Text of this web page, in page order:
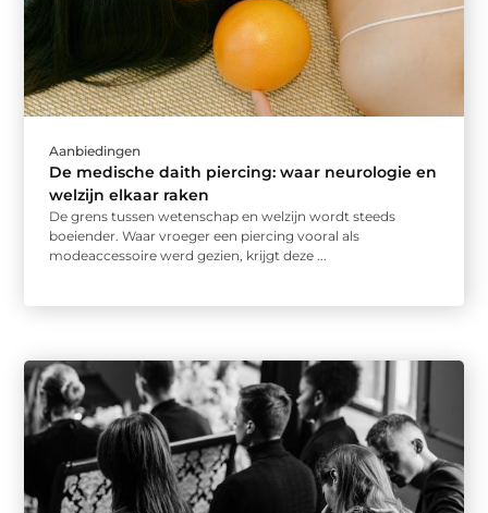
Aanbiedingen
De medische daith piercing: waar neurologie en
welzijn elkaar raken
De grens tussen wetenschap en welzijn wordt steeds
boeiender. Waar vroeger een piercing vooral als
modeaccessoire werd gezien, krijgt deze ...